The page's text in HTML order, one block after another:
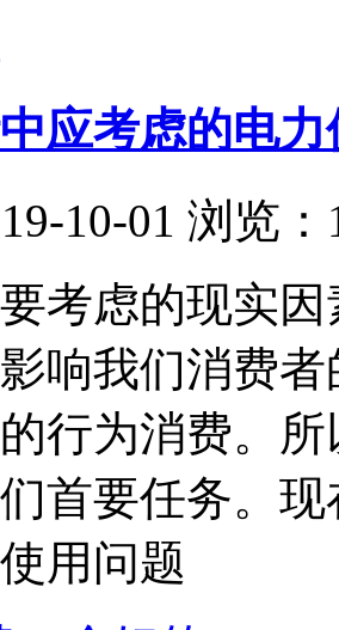
应考虑的电
10-01 浏览：
考虑的现实
响我们消费
行为消费。
首要任务。
用问题